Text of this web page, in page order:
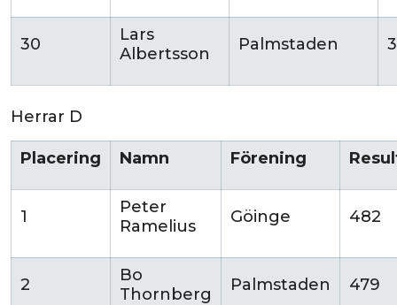
30
Lars
Albertsson
Palmstaden
Herrar D
Placering Namn Förening
1
Peter
Ramelius
Göinge 482
2
Bo
Thornberg
Palmstaden 479